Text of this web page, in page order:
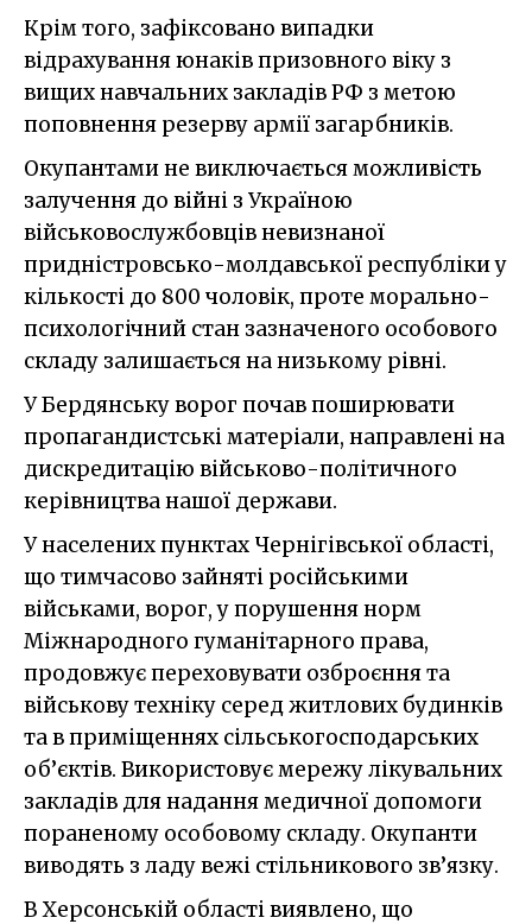
Крім того, зафіксовано випадки
відрахування юнаків призовного віку з
вищих навчальних закладів РФ з метою
поповнення резерву армії загарбників.
Окупантами не виключається можливість
залучення до війні з Україною
військовослужбовців невизнаної
придністровсько-молдавської республіки у
кількості до 800 чоловік, проте морально-
психологічний стан зазначеного особового
складу залишається на низькому рівні.
У Бердянську ворог почав поширювати
пропагандистські матеріали, направлені на
дискредитацію військово-політичного
керівництва нашої держави.
У населених пунктах Чернігівської області,
що тимчасово зайняті російськими
військами, ворог, у порушення норм
Міжнародного гуманітарного права,
продовжує переховувати озброєння та
військову техніку серед житлових будинків
та в приміщеннях сільськогосподарських
об’єктів. Використовує мережу лікувальних
закладів для надання медичної допомоги
пораненому особовому складу. Окупанти
виводять з ладу вежі стільникового зв’язку.
В Херсонській області виявлено, що